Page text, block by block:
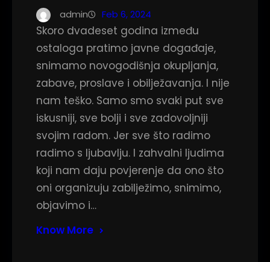
admin Feb 6, 2024
Skoro dvadeset godina između
ostaloga pratimo javne događaje,
snimamo novogodišnja okupljanja,
zabave, proslave i obilježavanja. I nije
nam teško. Samo smo svaki put sve
iskusniji, sve bolji i sve zadovoljniji
svojim radom. Jer sve što radimo
radimo s ljubavlju. I zahvalni ljudima
koji nam daju povjerenje da ono što
oni organizuju zabilježimo, snimimo,
objavimo i…
Know More